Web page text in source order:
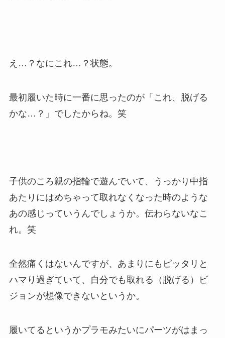
え…？なにこれ…？状態。
最初履いた時に一番に思ったのが「これ、脱げる
かな…？」でしたからね。笑
子供のころ親の指輪で遊んでいて、うっかり中指
あたりにはめちゃって取れなくなった時のような
あの感じっていうんでしょうか。伝わらないなこ
れ。笑
全然痛くはないんですが、あまりにもピッタリと
ハマり過ぎていて、自分でも取れる（脱げる）ビ
ジョンが想像できないというか。
履いてるというかプラモみたいにパーツがはまっ